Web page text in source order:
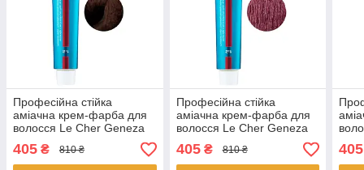
Професійна стійка
аміачна крем-фарба для
волосся Le Cher Geneza
5.3 з протеїнами шовку
100 мл
405 ₴ 810 ₴
Професійна стійка
аміачна крем-фарба для
волосся Le Cher Geneza
4.5 (4M) з протеїнами
шовку 100 мл
405₴ 810 ₴ 405